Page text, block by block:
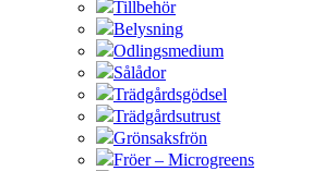
Tillbehör
Belysning
Odlingsmedium
Sålådor
Trädgårdsgödsel
Trädgårdsutrust
Grönsaksfrön
Fröer – Microgreens